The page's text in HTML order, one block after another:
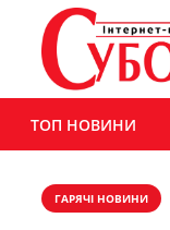
ТОП НОВИНИ
ГАРЯЧІ НОВИНИ